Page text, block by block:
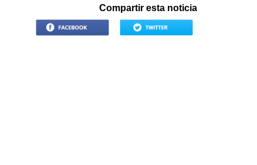
Compartir esta noticia